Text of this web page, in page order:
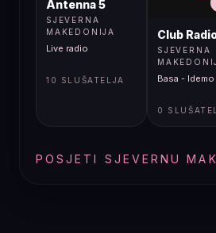
Antenna 5
SJEVERNA
MAKEDONIJA
Live radio
10 SLUŠATELJA
Club
SJEVERNA
Basa -
0
POSJETI SJEVERNU